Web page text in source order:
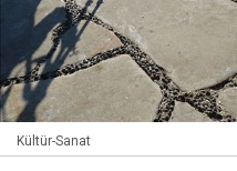
Kültür-Sanat